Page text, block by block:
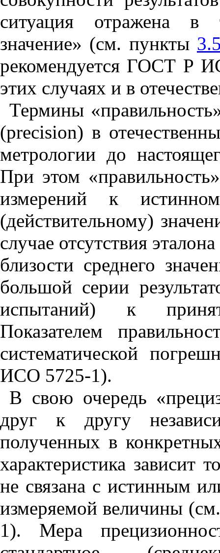
ситуация отражена в
значение» (см. пункты
рекомендуется ГОСТ Р
этих случаях и в
Термины
(precision) в
метрологии до
При этом
измерений к
(действительному)
случае отсутствия
близости среднего
большой серии
испытаний) к
Показателем
систематической
ИСО 5725-1).
В свою очередь
друг к другу
полученных в
характеристика зависит
не связана с истинным
измеряемой величины
1). Мера